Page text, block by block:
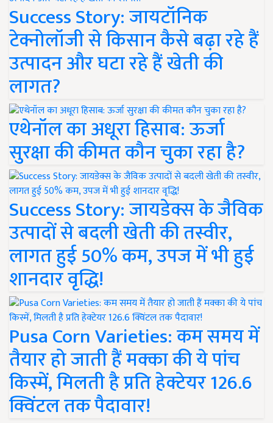
Success Story: जायटॉनिक
टेक्नोलॉजी से किसान कैसे बढ़ा रहे हैं
उत्पादन और घटा रहे हैं खेती की
लागत?
एथेनॉल का अधूरा हिसाब: ऊर्जा
सुरक्षा की कीमत कौन चुका रहा है?
Success Story: जायडेक्स के जैविक
उत्पादों से बदली खेती की तस्वीर,
लागत हुई 50% कम, उपज में भी हुई
शानदार वृद्धि!
Pusa Corn Varieties: कम समय में
तैयार हो जाती हैं मक्का की ये पांच
किस्में, मिलती है प्रति हेक्टेयर 126.6
क्विंटल तक पैदावार!